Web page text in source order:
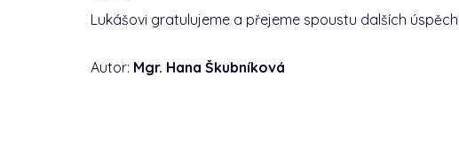
Lukášovi gratulujeme a přejeme spoustu dalších
Autor: Mgr. Hana Škubníková